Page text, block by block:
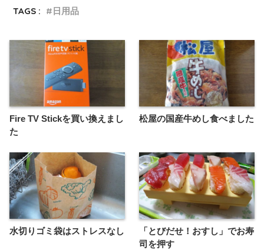
TAGS :
日用品
Fire TV Stickを買い換えまし
た
松屋の国産牛めし食べました
水切りゴミ袋はストレスなし
「とびだせ！おすし」でお寿
司を押す